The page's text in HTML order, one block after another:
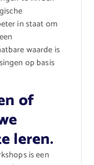
in staat om
waarde is
op basis
of
leren.
is een